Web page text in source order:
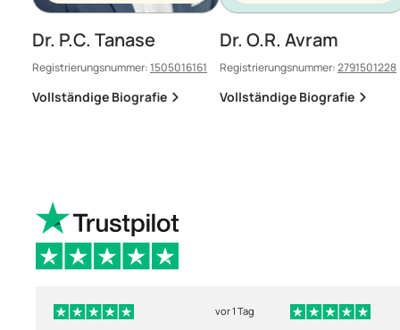
Dr. P.C. Tanase
Registrierungsnummer:1505016161
Vollständige Biografie
Dr. O.R. Avram
Registrierungsnummer:2791501228
Vollständige Biografie
vor 1 Tag